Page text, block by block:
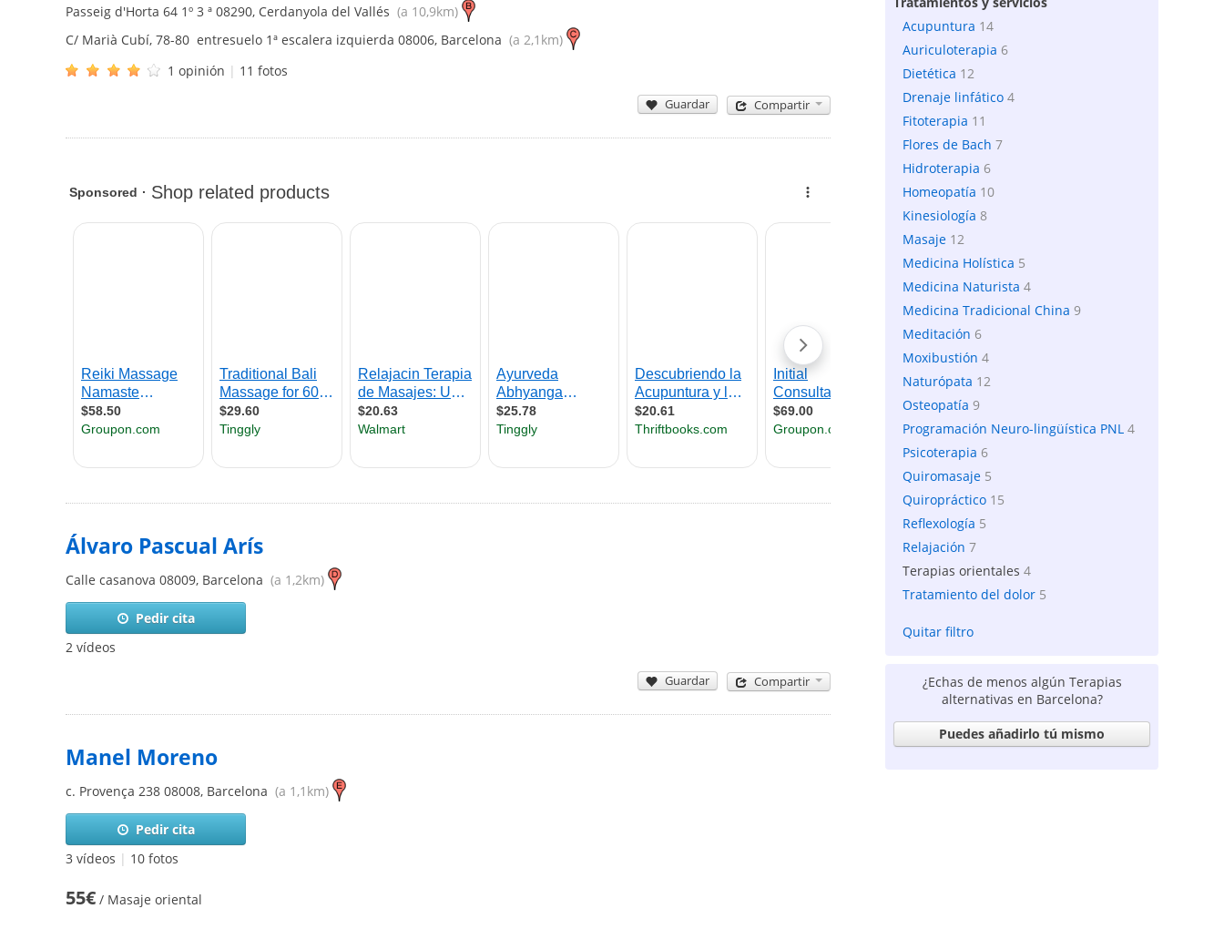
Passeig d'Horta 64 1º 3 ª 08290, Cerdanyola del Vallés (a 10,9km)
C/ Marià Cubí, 78-80 entresuelo 1ª escalera izquierda 08006, Barcelona (a 2,1km)
1 opinión | 11 fotos
Guardar Compartir
Álvaro Pascual Arís
Calle casanova 08009, Barcelona (a 1,2km)
Pedir cita
2 vídeos
Guardar Compartir
Manel Moreno
c. Provença 238 08008, Barcelona (a 1,1km)
Pedir cita
3 vídeos | 10 fotos
55€ / Masaje oriental
Acupuntura 14
Auriculoterapia 6
Dietética 12
Drenaje linfático 4
Fitoterapia 11
Flores de Bach 7
Hidroterapia 6
Homeopatía 10
Kinesiología 8
Masaje 12
Medicina Holística 5
Medicina Naturista 4
Medicina Tradicional China 9
Meditación 6
Moxibustión 4
Naturópata 12
Osteopatía 9
Programación Neuro-lingüística PNL 4
Psicoterapia 6
Quiromasaje 5
Quiropráctico 15
Reflexología 5
Relajación 7
Terapias orientales 4
Tratamiento del dolor 5
Quitar filtro
¿Echas de menos algún Terapias
alternativas en Barcelona?
Puedes añadirlo tú mismo